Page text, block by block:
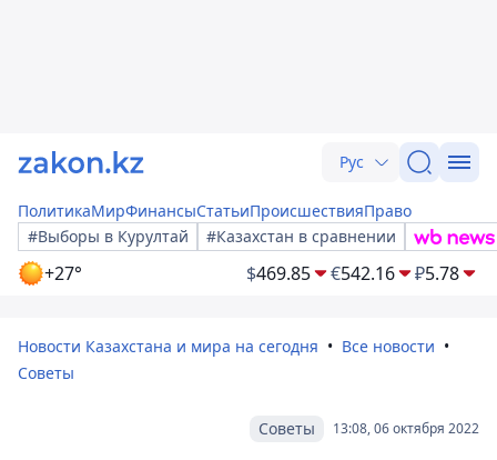
Рус
ПолитикаМирФинансыСтатьиПроисшествияПраво
#Выборы в Курултай
#Казахстан в сравнении
+27° $469.85 €542.16 ₽5.78
Новости Казахстана и мира на сегодня
Все новости
Советы
13:08, 06 октября 2022
Советы